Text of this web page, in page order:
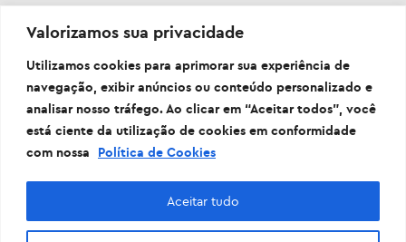
Valorizamos sua privacidade
Utilizamos cookies para aprimorar sua experiência de
navegação, exibir anúncios ou conteúdo personalizado e
analisar nosso tráfego. Ao clicar em “Aceitar todos”, você
está ciente da utilização de cookies em conformidade
com nossa
Política de Cookies
Aceitar tudo
PORTAL:
www.1746.rio